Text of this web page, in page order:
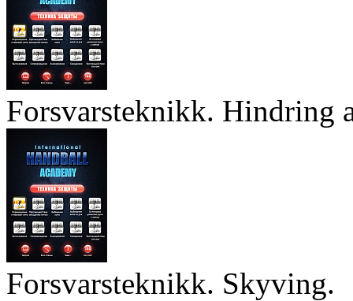
Forsvarsteknikk. Hindring
Forsvarsteknikk. Skyving.